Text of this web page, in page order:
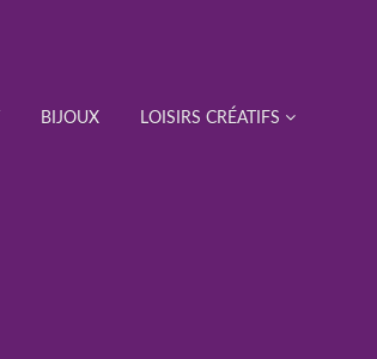
BIJOUX LOISIRS CRÉATIFS